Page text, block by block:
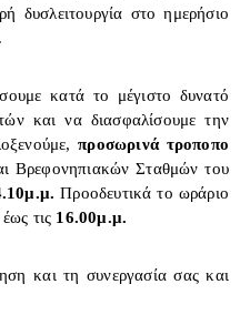
δυσλειτουργία στο ημερήσιο
κατά το μέγιστο δυνατό
και να διασφαλίσουμε την
προσωρινά τροποπο
Βρεφονηπιακών Σταθμών του
Προοδευτικά το ωράριο
τις 16.00μ.μ.
και τη συνεργασία σας και